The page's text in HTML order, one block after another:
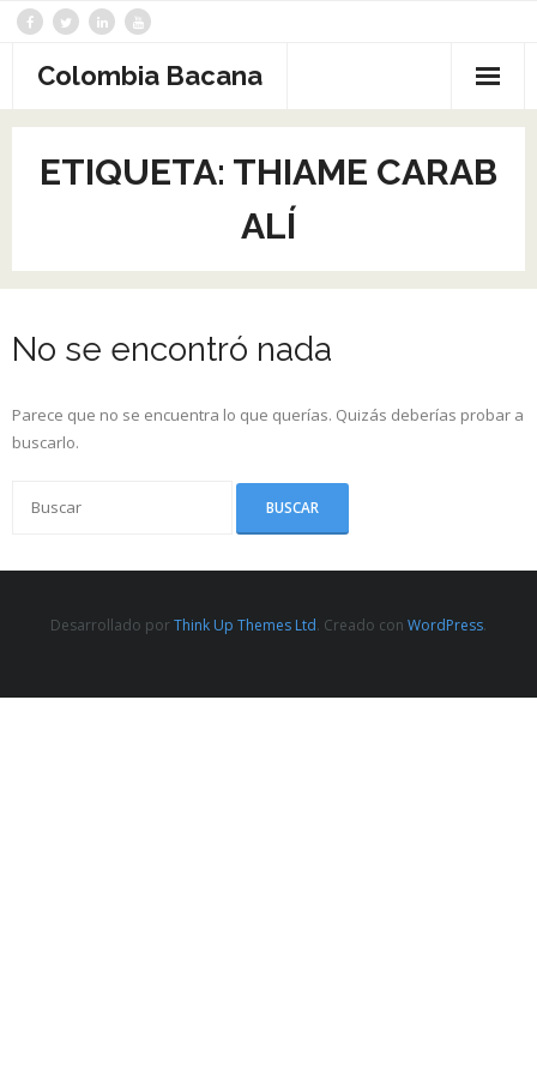
Saltar
contenidoColombia Bacana
ETIQUETA: THIAME CARAB
ALÍ
No se encontró nada
Parece que no se encuentra lo que querías. Quizás deberías probar a
buscarlo.
Desarrollado porThink Up Themes Ltd. Creado con WordPress.